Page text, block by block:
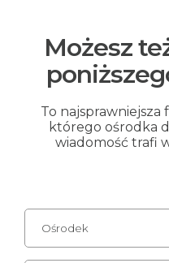
Możesz
To
którego ośrodka
wiadomość trafi